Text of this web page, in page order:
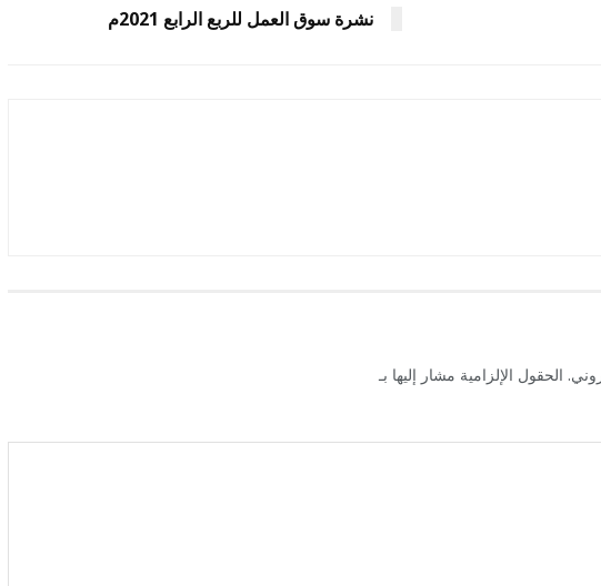
نشرة سوق العمل للربع الرابع 2021م
الحقول الإلزامية مشار إليها بـ